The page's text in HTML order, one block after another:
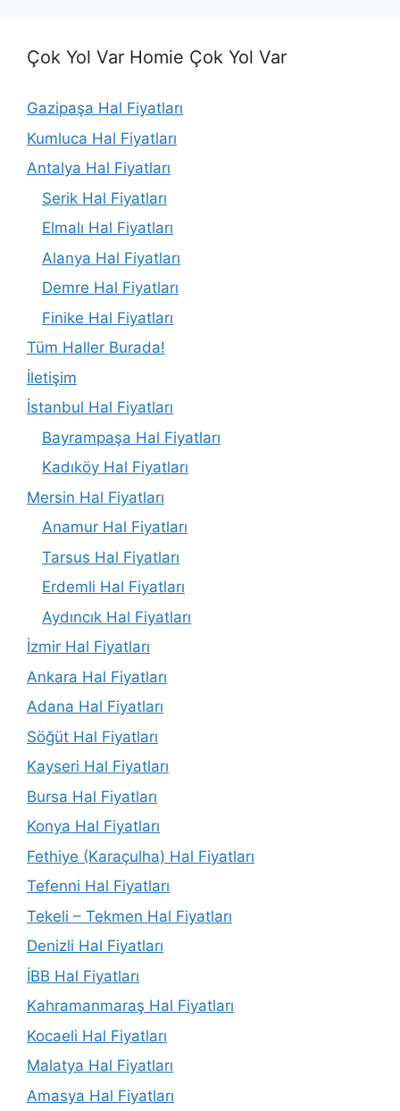
Çok Yol Var Homie Çok Yol Var
Gazipaşa Hal Fiyatları
Kumluca Hal Fiyatları
Antalya Hal Fiyatları
Serik Hal Fiyatları
Elmalı Hal Fiyatları
Alanya Hal Fiyatları
Demre Hal Fiyatları
Finike Hal Fiyatları
Tüm Haller Burada!
İletişim
İstanbul Hal Fiyatları
Bayrampaşa Hal Fiyatları
Kadıköy Hal Fiyatları
Mersin Hal Fiyatları
Anamur Hal Fiyatları
Tarsus Hal Fiyatları
Erdemli Hal Fiyatları
Aydıncık Hal Fiyatları
İzmir Hal Fiyatları
Ankara Hal Fiyatları
Adana Hal Fiyatları
Söğüt Hal Fiyatları
Kayseri Hal Fiyatları
Bursa Hal Fiyatları
Konya Hal Fiyatları
Fethiye (Karaçulha) Hal Fiyatları
Tefenni Hal Fiyatları
Tekeli – Tekmen Hal Fiyatları
Denizli Hal Fiyatları
İBB Hal Fiyatları
Kahramanmaraş Hal Fiyatları
Kocaeli Hal Fiyatları
Malatya Hal Fiyatları
Amasya Hal Fiyatları